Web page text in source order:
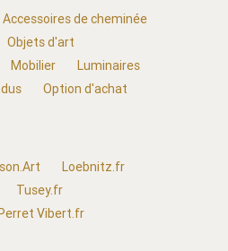
Accessoires de cheminée
Objets d'art
Mobilier
Luminaires
Option d'achat
Loebnitz.fr
Tusey.fr
Vibert.fr